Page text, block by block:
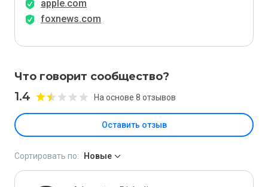
apple.com
foxnews.com
Что говорит сообщество?
1.4 На основе 8 отзывов
Оставить отзыв
Сортировать по: Новые